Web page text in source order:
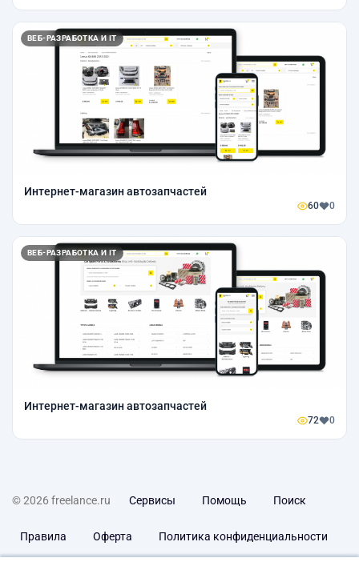
ВЕБ-РАЗРАБОТКА И IT
Интернет-магазин автозапчастей
60 0
ВЕБ-РАЗРАБОТКА И IT
Интернет-магазин автозапчастей
72 0
© 2026 freelance.ru Сервисы Помощь Поиск
Правила Оферта Политика конфиденциальности